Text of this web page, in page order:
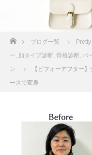
ブログ一覧
ー, 顔タイプ診断, 骨格診断, パ
ン
【ビフォーアフター
ースで変身